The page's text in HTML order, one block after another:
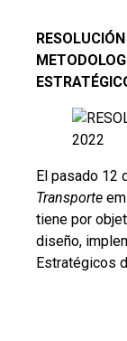
El pasado 12
Transporte
tiene por
diseño,
Estratégicos